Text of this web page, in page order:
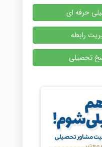
حرفه ای
رابطه
تحصیلی